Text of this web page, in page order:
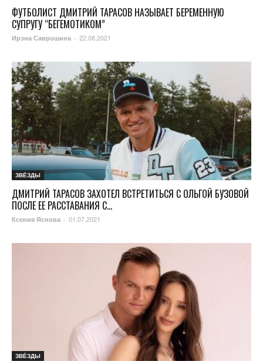
ФУТБОЛИСТ ДМИТРИЙ ТАРАСОВ НАЗЫВАЕТ БЕРЕМЕННУЮ
СУПРУГУ “БЕГЕМОТИКОМ”
Ирэна Саврошина - 22.08.2021
ЗВЁЗДЫ
ДМИТРИЙ ТАРАСОВ ЗАХОТЕЛ ВСТРЕТИТЬСЯ С ОЛЬГОЙ БУЗОВОЙ
ПОСЛЕ ЕЕ РАССТАВАНИЯ С...
Ксения Яснова - 01.07.2021
ЗВЁЗДЫ